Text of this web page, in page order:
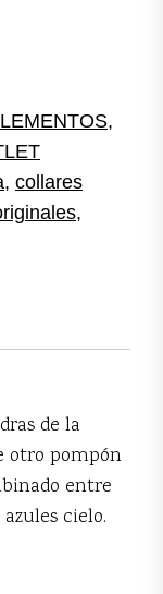
,
, collares
,
de la
otro pompón
entre
cielo.